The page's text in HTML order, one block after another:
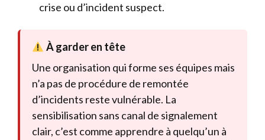
crise ou d’incident suspect.
À garder en tête
Une organisation qui forme ses équipes mais
n’a pas de procédure de remontée
d’incidents reste vulnérable. La
sensibilisation sans canal de signalement
clair, c’est comme apprendre à quelqu’un à